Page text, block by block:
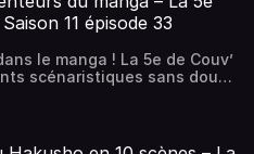
en premier sur La 5e de
du manga !.
11 épisode 33
le manga ! La 5e de Couv’
scénaristiques sans doute
et le plus humain. Qui n’a
Les plus grands menteurs
5e de Couv' - Le podcast de